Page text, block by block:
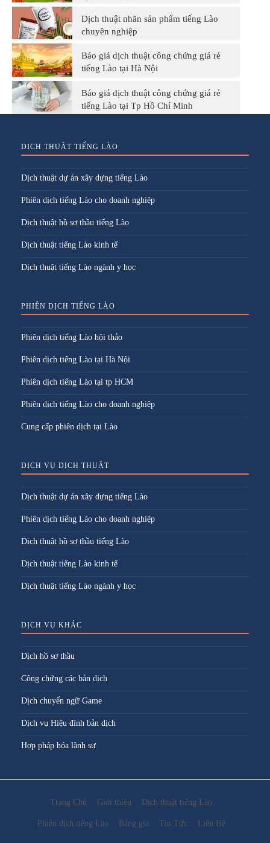
Dịch thuật nhãn sản phẩm tiếng Lào
chuyên nghiệp
Báo giá dịch thuật công chứng giá rẻ
tiếng Lào tại Hà Nội
Báo giá dịch thuật công chứng giá rẻ
tiếng Lào tại Tp Hồ Chí Minh
DỊCH THUẬT TIẾNG LÀO
Dịch thuật dự án xây dựng tiếng Lào
Phiên dịch tiếng Lào cho doanh nghiệp
Dịch thuật hồ sơ thầu tiếng Lào
Dịch thuật tiếng Lào kinh tế
Dịch thuật tiếng Lào ngành y học
PHIÊN DỊCH TIẾNG LÀO
Phiên dịch tiếng Lào hội thảo
Phiên dịch tiếng Lào tại Hà Nội
Phiên dịch tiếng Lào tại tp HCM
Phiên dịch tiếng Lào cho doanh nghiệp
Cung cấp phiên dịch tại Lào
DỊCH VỤ DỊCH THUẬT
Dịch thuật dự án xây dựng tiếng Lào
Phiên dịch tiếng Lào cho doanh nghiệp
Dịch thuật hồ sơ thầu tiếng Lào
Dịch thuật tiếng Lào kinh tế
Dịch thuật tiếng Lào ngành y học
DỊCH VỤ KHÁC
Dịch hồ sơ thầu
Công chứng các bản dịch
Dịch chuyển ngữ Game
Dịch vụ Hiệu đính bản dịch
Hợp pháp hóa lãnh sự
Trang Chủ Giới thiệu Dịch thuật tiếng Lào
Phiên dịch tiếng Lào Bảng giá Tin Tức Liên Hệ